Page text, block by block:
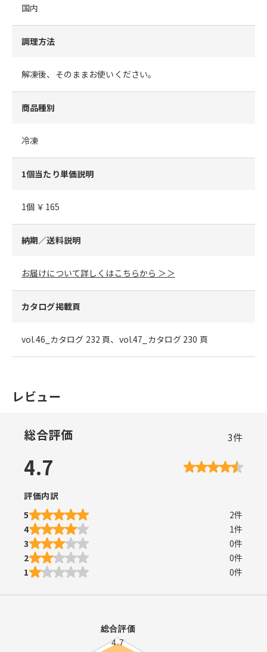
国内
調理方法
解凍後、そのままお使いください。
商品種別
冷凍
1個当たり単価説明
1個 ￥165
納期／送料説明
お届けについて詳しくはこちらから ＞＞
カタログ掲載頁
vol.46_カタログ 232 頁、vol.47_カタログ 230 頁
レビュー
総合評価 3件
4.7
評価内訳
5
2件
4
1件
3
0件
2
0件
1
0件